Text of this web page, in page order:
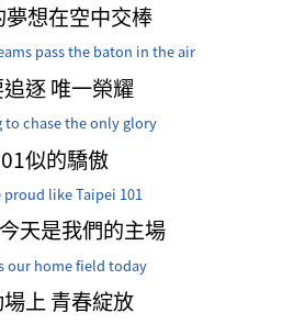
夢想在空中交棒
pass the baton in the air
逐 唯一榮耀
to chase the only glory
似的驕傲
proud like Taipei 101
天是我們的主場
our home field today
上 青春綻放